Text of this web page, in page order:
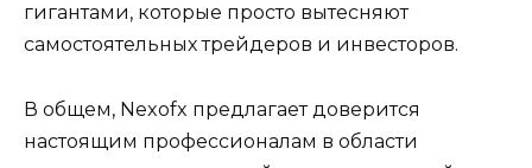
гигантами, которые просто вытесняют
самостоятельных трейдеров и инвесторов.
В общем, Nexofx предлагает доверится
настоящим профессионалам в области